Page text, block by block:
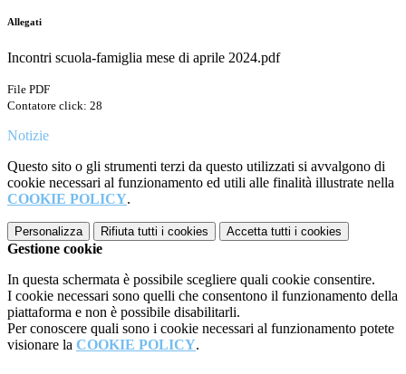
Allegati
Incontri scuola-famiglia mese di aprile 2024.pdf
File PDF
Contatore click: 28
Notizie
Questo sito o gli strumenti terzi da questo utilizzati si avvalgono di
cookie necessari al funzionamento ed utili alle finalità illustrate nella
COOKIE POLICY.
Personalizza Rifiuta tutti i cookies Accetta tutti i cookies
Gestione cookie
In questa schermata è possibile scegliere quali cookie consentire.
I cookie necessari sono quelli che consentono il funzionamento della
piattaforma e non è possibile disabilitarli.
Per conoscere quali sono i cookie necessari al funzionamento potete
visionare la COOKIE POLICY.